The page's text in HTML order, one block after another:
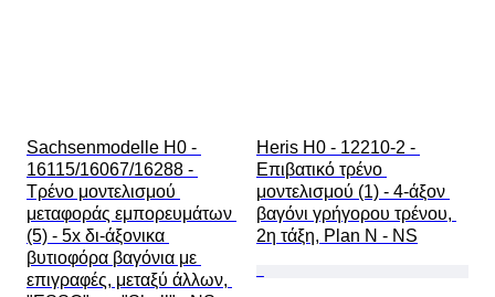
Sachsenmodelle H0 -
16115/16067/16288 -
Τρένο μοντελισμού
μεταφοράς εμπορευμάτων
(5) - 5x δι-άξονικα
βυτιοφόρα βαγόνια με
επιγραφές, μεταξύ άλλων,
Heris H0 - 12210-2 -
Επιβατικό τρένο
μοντελισμού (1) - 4-άξον
βαγόνι γρήγορου τρένου,
2η τάξη, Plan N - NS